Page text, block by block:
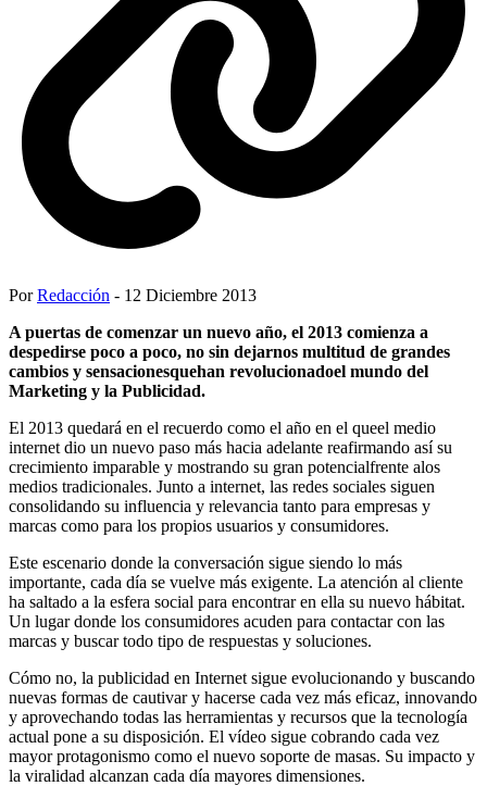
PorRedacción - 12 Diciembre 2013
A puertas de comenzar un nuevo año, el 2013 comienza a
despedirse poco a poco, no sin dejarnos multitud de grandes
cambios y sensacionesquehan revolucionadoel mundo del
Marketing y la Publicidad.
El 2013 quedará en el recuerdo como el año en el queel medio
internet dio un nuevo paso más hacia adelante reafirmando así su
crecimiento imparable y mostrando su gran potencialfrente alos
medios tradicionales. Junto a internet, las redes sociales siguen
consolidando su influencia y relevancia tanto para empresas y
marcas como para los propios usuarios y consumidores.
Este escenario donde la conversación sigue siendo lo más
importante, cada día se vuelve más exigente. La atención al cliente
ha saltado a la esfera social para encontrar en ella su nuevo hábitat.
Un lugar donde los consumidores acuden para contactar con las
marcas y buscar todo tipo de respuestas y soluciones.
Cómo no, la publicidad en Internet sigue evolucionando y buscando
nuevas formas de cautivar y hacerse cada vez más eficaz, innovando
y aprovechando todas las herramientas y recursos que la tecnología
actual pone a su disposición. El vídeo sigue cobrando cada vez
mayor protagonismo como el nuevo soporte de masas. Su impacto y
la viralidad alcanzan cada día mayores dimensiones.